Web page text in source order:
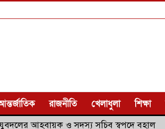
রাজনীতি খেলাধুলা শিক্ষা
যুবদলের আহবায়ক ও সদস্য সচিব স্বপদে বহাল